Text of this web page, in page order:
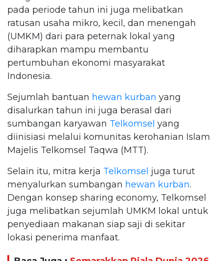
pada periode tahun ini juga melibatkan
ratusan usaha mikro, kecil, dan menengah
(UMKM) dari para peternak lokal yang
diharapkan mampu membantu
pertumbuhan ekonomi masyarakat
Indonesia.
Sejumlah bantuan hewan kurban yang
disalurkan tahun ini juga berasal dari
sumbangan karyawan Telkomsel yang
diinisiasi melalui komunitas kerohanian Islam
Majelis Telkomsel Taqwa (MTT).
Selain itu, mitra kerja Telkomsel juga turut
menyalurkan sumbangan hewan kurban.
Dengan konsep sharing economy, Telkomsel
juga melibatkan sejumlah UMKM lokal untuk
penyediaan makanan siap saji di sekitar
lokasi penerima manfaat.